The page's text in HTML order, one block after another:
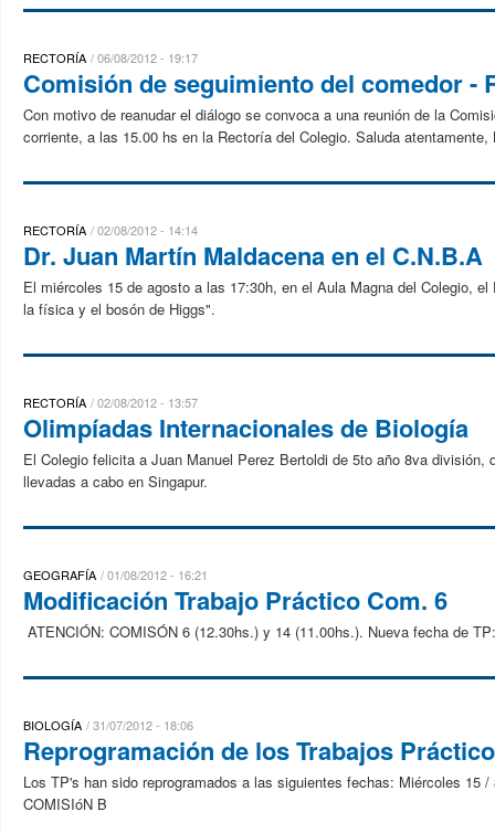
RECTORÍA 06/08/2012 - 19:17
Comisión de seguimiento del comedor -
Con motivo de reanudar el diálogo se convoca a una reunión de la
corriente, a las 15.00 hs en la Rectoría del Colegio. Saluda atentamente,
RECTORÍA 02/08/2012 - 14:14
Dr. Juan Martín Maldacena en el C.N.B.A
El miércoles 15 de agosto a las 17:30h, en el Aula Magna del Colegio,
la física y el bosón de Higgs".
RECTORÍA 02/08/2012 - 13:57
Olimpíadas Internacionales de Biología
El Colegio felicita a Juan Manuel Perez Bertoldi de 5to año 8va
llevadas a cabo en Singapur.
GEOGRAFÍA 01/08/2012 - 16:21
Modificación Trabajo Práctico Com. 6
ATENCIÓN: COMISÓN 6 (12.30hs.) y 14 (11.00hs.). Nueva fecha de
BIOLOGÍA 31/07/2012 - 18:06
Reprogramación de los Trabajos
Los TP's han sido reprogramados a las siguientes fechas: Miércoles
COMISIóN B